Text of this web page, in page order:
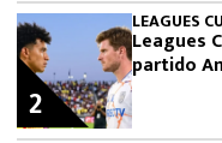
LEAGUES
Leagues
partido
2